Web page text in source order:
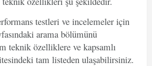
testleri ve incelemeler için
arama bölümünü
teknik özelliklere ve kapsamlı
tam listeden ulaşabilirsiniz.